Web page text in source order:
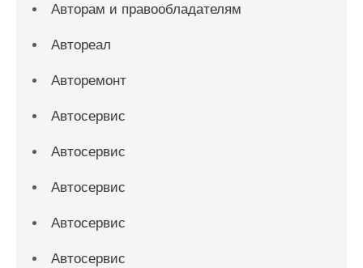
Авторам и правообладателям
Автореал
Авторемонт
Автосервис
Автосервис
Автосервис
Автосервис
Автосервис